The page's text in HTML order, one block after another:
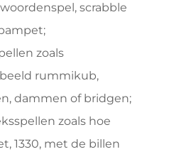
scrabble
zoals
rummikub,
dammen of bridgen;
zoals hoe
1330, met de billen